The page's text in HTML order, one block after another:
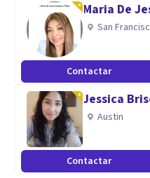
Maria De
San
Contactar
Jessica
Austin
Contactar